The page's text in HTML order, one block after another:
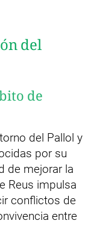
del
de
del Pallol y
por su
de mejorar la
Reus impulsa
conflictos de
entre